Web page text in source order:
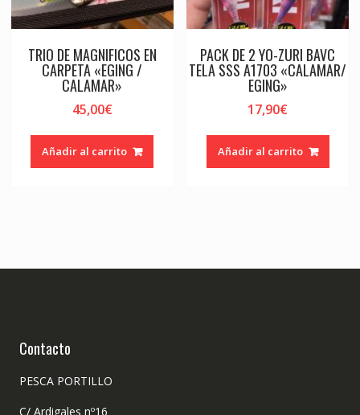
TRIO DE MAGNIFICOS EN
CARPETA «EGING /
CALAMAR»
45,00€
Añadir al carrito
PACK DE 2 YO-ZURI BAVC
TELA SSS A1703 «CALAMAR/
EGING»
17,90€
Añadir al carrito
Contacto
PESCA PORTILLO
C/ Ardigales nº16